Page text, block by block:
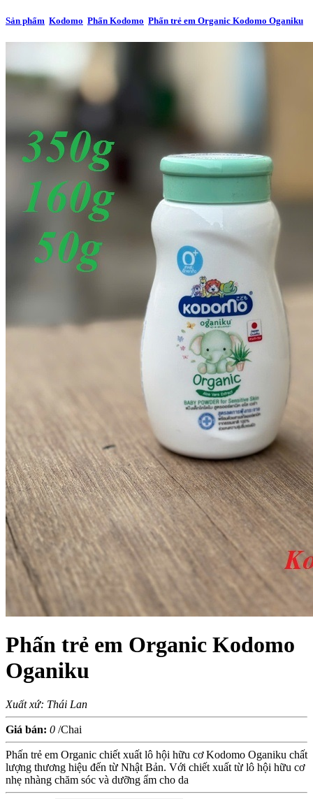
Sản phẩm Kodomo Phấn Kodomo Phấn trẻ em Organic Kodomo Oganiku
Phấn trẻ em Organic Kodomo
Oganiku
Xuất xứ: Thái Lan
Giá bán: 0 /Chai
Phấn trẻ em Organic chiết xuất lô hội hữu cơ Kodomo Oganiku chất
lượng thương hiệu đến từ Nhật Bản. Với chiết xuất từ lô hội hữu cơ
nhẹ nhàng chăm sóc và dưỡng ẩm cho da